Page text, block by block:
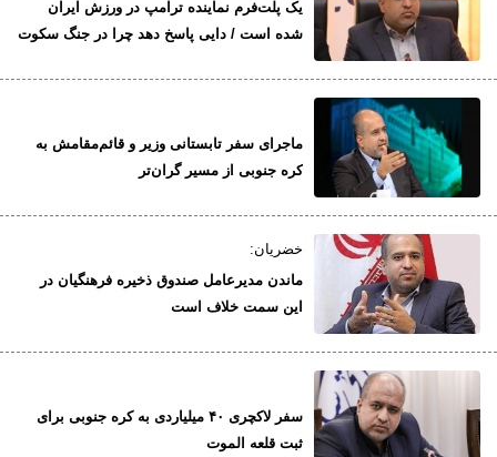
یک پلت‌فرم نماینده ترامپ در ورزش ایران
شده است / دایی پاسخ دهد چرا در جنگ سکوت
ماجرای سفر تابستانی وزیر و قائم‌مقامش به
کره جنوبی از مسیر گران‌تر
خضریان:
ماندن مدیرعامل صندوق ذخیره فرهنگیان در
این سمت خلاف است
سفر لاکچری ۴۰ میلیاردی به کره جنوبی برای
ثبت قلعه الموت